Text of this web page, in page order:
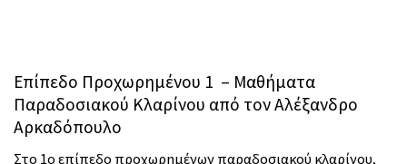
Επίπεδο Προχωρημένου 1 – Μαθήματα
Παραδοσιακού Κλαρίνου από τον Αλέξανδρο
Αρκαδόπουλο
Στο 1ο επίπεδο προχωρημένων παραδοσιακού κλαρίνου,